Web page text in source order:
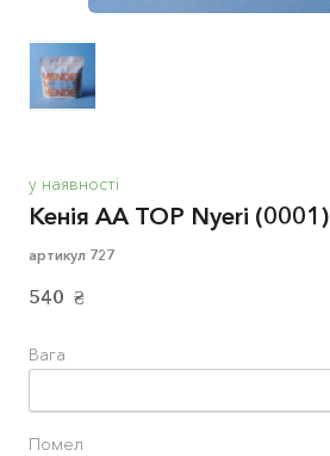
у наявності
Кенія АА TOP Nyeri (0001)
артикул 727
540  ₴
Вага
Помел